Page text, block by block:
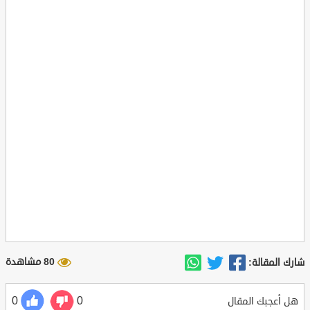
شارك المقالة: 80 مشاهدة
هل أعجبك المقال 0
0